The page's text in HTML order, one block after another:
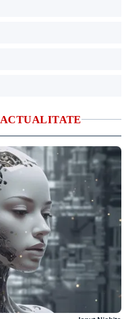
ACTUALITATE